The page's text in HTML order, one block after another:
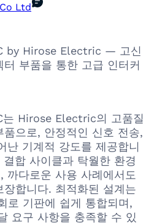
Ltd
by Hirose Electric — 고신
부품을 통한 고급 인터커
는 Hirose Electric의 고품질
품으로, 안정적인 신호 전송,
난 기계적 강도를 제공합니
합 사이클과 탁월한 환경
까다로운 사용 사례에서도
합니다. 최적화된 설계는
로 기판에 쉽게 통합되며,
요구 사항을 충족할 수 있